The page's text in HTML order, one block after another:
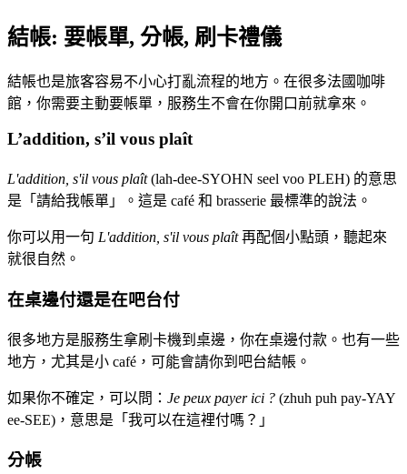
結帳: 要帳單, 分帳, 刷卡禮儀
結帳也是旅客容易不小心打亂流程的地方。在很多法國咖啡
館，你需要主動要帳單，服務生不會在你開口前就拿來。
L’addition, s’il vous plaît
L'addition, s'il vous plaît(lah-dee-SYOHN seel voo PLEH) 的意思
是「請給我帳單」。這是 café 和 brasserie 最標準的說法。
你可以用一句 L'addition, s'il vous plaît再配個小點頭，聽起來
就很自然。
在桌邊付還是在吧台付
很多地方是服務生拿刷卡機到桌邊，你在桌邊付款。也有一些
地方，尤其是小 café，可能會請你到吧台結帳。
如果你不確定，可以問： Je peux payer ici ? (zhuh puh pay-YAY
ee-SEE)，意思是「我可以在這裡付嗎？」
分帳